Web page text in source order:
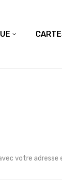
votre adresse